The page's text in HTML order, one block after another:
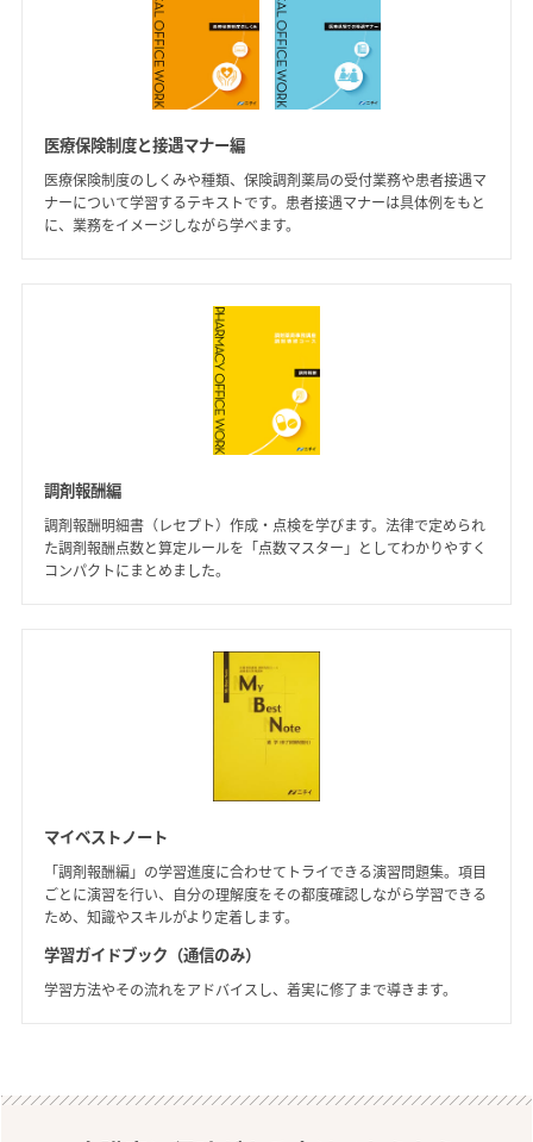
医療保険制度と接遇マナー編
医療保険制度のしくみや種類、保険調剤薬局の受付業務や患者接遇マ
ナーについて学習するテキストです。患者接遇マナーは具体例をもと
に、業務をイメージしながら学べます。
調剤報酬編
調剤報酬明細書（レセプト）作成・点検を学びます。法律で定められ
た調剤報酬点数と算定ルールを「点数マスター」としてわかりやすく
コンパクトにまとめました。
マイベストノート
「調剤報酬編」の学習進度に合わせてトライできる演習問題集。項目
ごとに演習を行い、自分の理解度をその都度確認しながら学習できる
ため、知識やスキルがより定着します。
学習ガイドブック（通信のみ）
学習方法やその流れをアドバイスし、着実に修了まで導きます。